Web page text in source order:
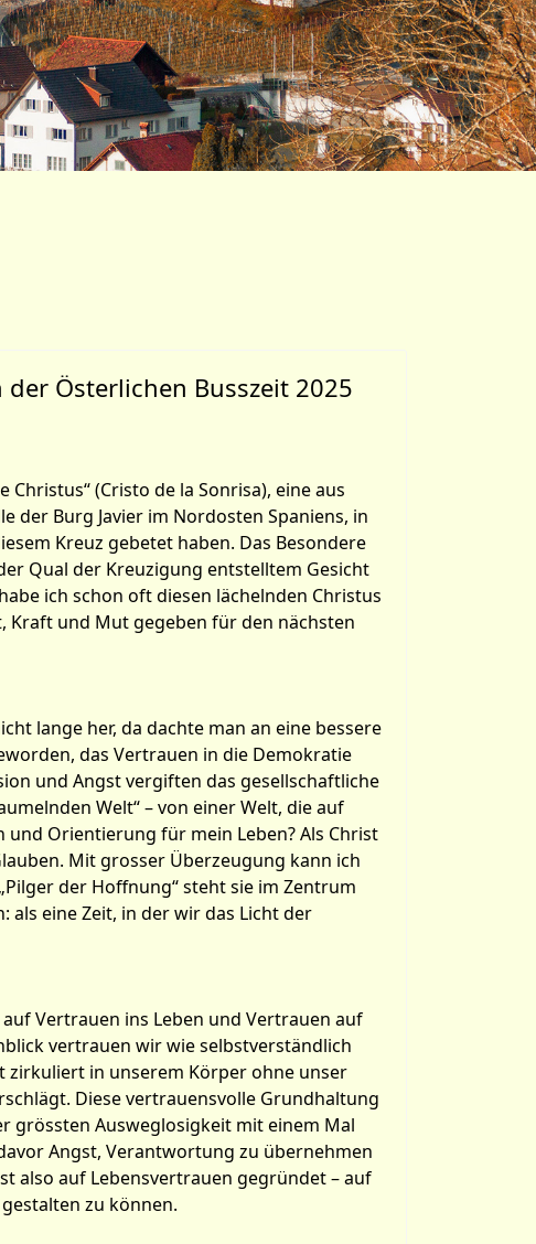
Österlichen Busszeit 2025
(Cristo de la Sonrisa), eine aus
der Burg Javier im Nordosten Spaniens, in
Kreuz gebetet haben. Das Besondere
Qual der Kreuzigung entstelltem Gesicht
ich schon oft diesen lächelnden Christus
Kraft und Mut gegeben für den nächsten
lange her, da dachte man an eine bessere
das Vertrauen in die Demokratie
und Angst vergiften das gesellschaftliche
Welt“ – von einer Welt, die auf
Orientierung für mein Leben? Als Christ
Mit grosser Überzeugung kann ich
der Hoffnung“ steht sie im Zentrum
als eine Zeit, in der wir das Licht der
Vertrauen ins Leben und Vertrauen auf
vertrauen wir wie selbstverständlich
zirkuliert in unserem Körper ohne unser
Diese vertrauensvolle Grundhaltung
grössten Ausweglosigkeit mit einem Mal
Angst, Verantwortung zu übernehmen
also auf Lebensvertrauen gegründet – auf
zu können.